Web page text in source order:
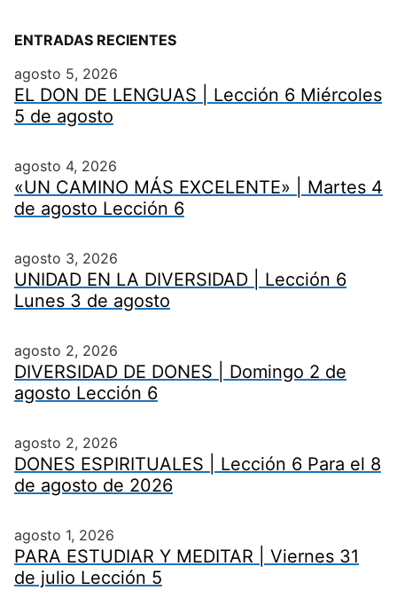
ENTRADAS RECIENTES
agosto 5, 2026
EL DON DE LENGUAS | Lección 6 Miércoles
5 de agosto
agosto 4, 2026
«UN CAMINO MÁS EXCELENTE» | Martes 4
de agosto Lección 6
agosto 3, 2026
UNIDAD EN LA DIVERSIDAD | Lección 6
Lunes 3 de agosto
agosto 2, 2026
DIVERSIDAD DE DONES | Domingo 2 de
agosto Lección 6
agosto 2, 2026
DONES ESPIRITUALES | Lección 6 Para el 8
de agosto de 2026
agosto 1, 2026
PARA ESTUDIAR Y MEDITAR | Viernes 31
de julio Lección 5